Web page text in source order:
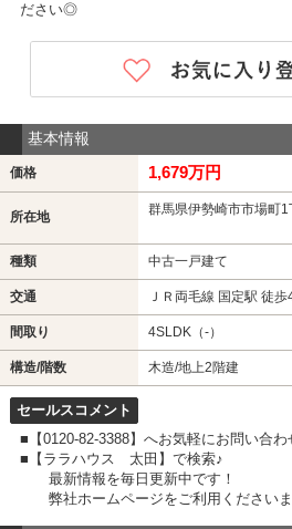
ださい◎
基本情報
価格 1,679万円
所在地 群馬県伊勢崎市市場町1
種類 中古一戸建て
交通 ＪＲ両毛線 国定駅 徒歩
間取り 4SLDK（-）
構造/階数 木造/地上2階建
セールスコメント
■【0120-82-3388】へお気軽にお問い合
■【ララハウス 太田】で検索♪
最新情報を毎日更新中です！
弊社ホームページをご利用ください